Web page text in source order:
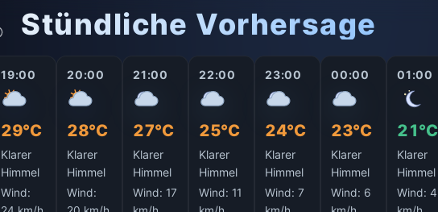
Stündliche Vorhersage
19:00
29°C
Klarer
Himmel
Wind:
20:00
28°C
Klarer
Himmel
Wind:
21:00
27°C
Klarer
Himmel
Wind:17
22:00
25°C
Klarer
Himmel
Wind:11
23:00
24°C
Klarer
Himmel
Wind:7
00:00
23°C
Klarer
Himmel
Wind: 6
01:00
21°C
Klarer
Himmel
Wind:4